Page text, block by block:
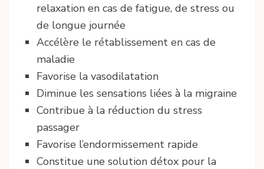
relaxation en cas de fatigue, de stress ou
de longue journée
Accélère le rétablissement en cas de
maladie
Favorise la vasodilatation
Diminue les sensations liées à la migraine
Contribue à la réduction du stress
passager
Favorise l’endormissement rapide
Constitue une solution détox pour la